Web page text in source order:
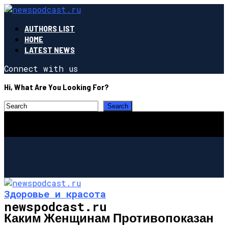
AUTHORS LIST
HOME
LATEST NEWS
Connect with us
Hi, What Are You Looking For?
newspodcast.ru
Здоровье и красота
Каким Женщинам Противопоказан